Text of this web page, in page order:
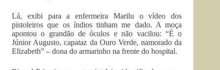
Lá, exibi para a enfermeira Marilu o vídeo dos
pistoleiros que os índios tinham me dado. A moça
apontou o grandão de óculos e não vacilou: “É o
Júnior Augusto, capataz da Ouro Verde, namorado da
Elizabeth” – dona do armarinho na frente do hospital.